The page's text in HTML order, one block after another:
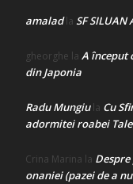
amaladla SF SILUAN
gheorghe la A început
din Japonia
Radu Mungiula Cu
adormitei roabei
Crina Marina la
onaniei (pazei de a